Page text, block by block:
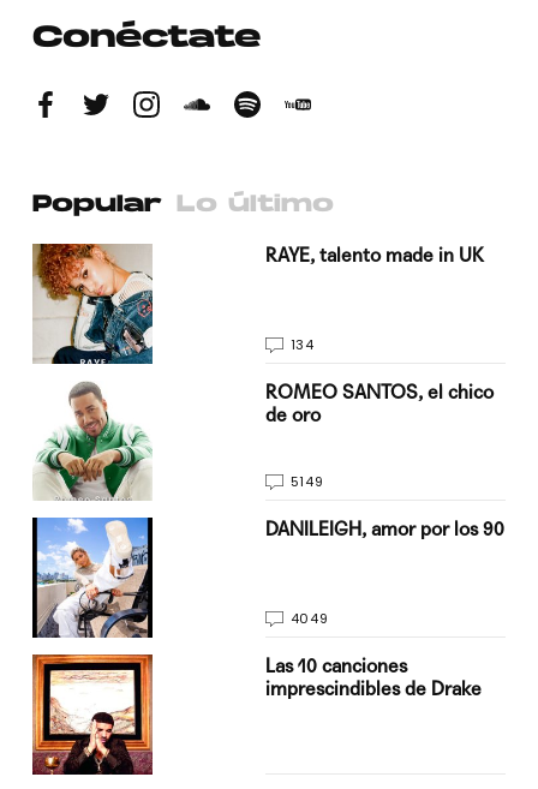
Conéctate
Popular Lo último
RAYE, talento made in UK
134
ROMEO SANTOS, el chico
de oro
5149
DANILEIGH, amor por los 90
4049
Las 10 canciones
imprescindibles de Drake